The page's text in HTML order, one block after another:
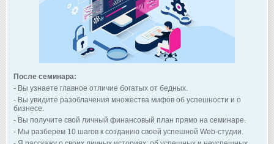
После семинара:
- Вы узнаете главное отличие богатых от бедных.
- Вы увидите разоблачения множества мифов об успешности и о
бизнесе.
- Вы получите свой личный финансовый план прямо на семинаре.
- Мы разберём 10 шагов к созданию своей успешной Web-студии.